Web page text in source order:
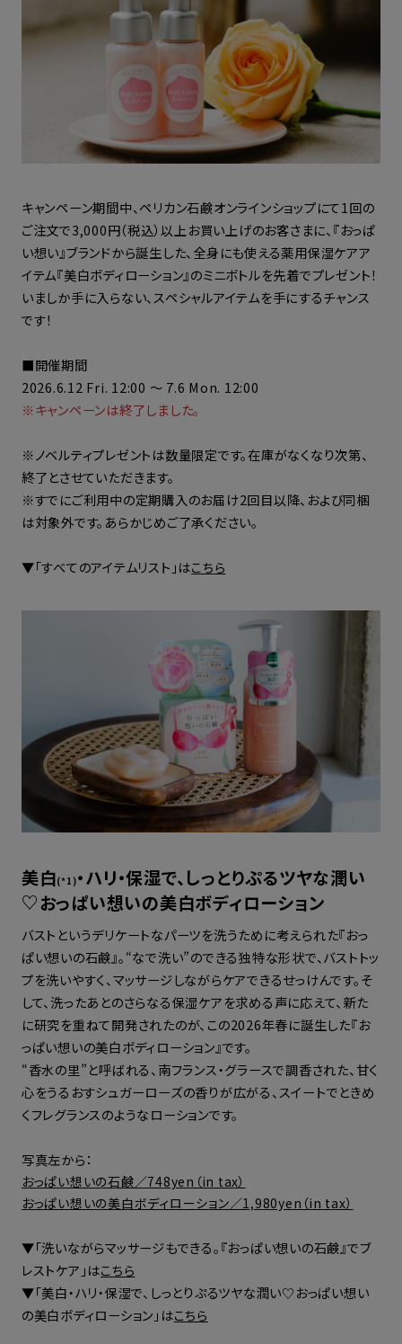
キャンペーン期間中、ペリカン石鹸オンラインショップにて1回の
ご注文で3,000円（税込）以上お買い上げのお客さまに、『おっぱ
い想い』ブランドから誕生した、全身にも使える薬用保湿ケアア
イテム『美白ボディローション』のミニボトルを先着でプレゼント！
いましか手に入らない、スペシャルアイテムを手にするチャンス
です！
■開催期間
2026.6.12 Fri. 12:00 ～ 7.6 Mon. 12:00
※キャンペーンは終了しました。
※ノベルティプレゼントは数量限定です。在庫がなくなり次第、
終了とさせていただきます。
※すでにご利用中の定期購入のお届け2回目以降、および同梱
は対象外です。あらかじめご了承ください。
▼「すべてのアイテムリスト」はこちら
美白(*1)・ハリ・保湿で、しっとりぷるツヤな潤い
♡おっぱい想いの美白ボディローション
バストというデリケートなパーツを洗うために考えられた『おっ
ぱい想いの石鹸』。“なで洗い”のできる独特な形状で、バストトッ
プを洗いやすく、マッサージしながらケアできるせっけんです。そ
して、洗ったあとのさらなる保湿ケアを求める声に応えて、新た
に研究を重ねて開発されたのが、この2026年春に誕生した『お
っぱい想いの美白ボディローション』です。
“香水の里”と呼ばれる、南フランス・グラースで調香された、甘く
心をうるおすシュガーローズの香りが広がる、スイートでときめ
くフレグランスのようなローションです。
写真左から：
おっぱい想いの石鹸／748yen（in tax）
おっぱい想いの美白ボディローション／1,980yen（in tax）
▼「洗いながらマッサージもできる。『おっぱい想いの石鹸』でブ
レストケア」はこちら
▼「美白・ハリ・保湿で、しっとりぷるツヤな潤い♡おっぱい想い
の美白ボディローション」はこちら